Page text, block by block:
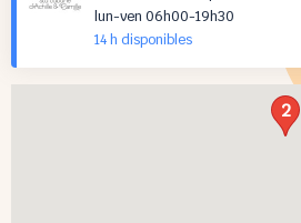
lun-ven 06h00-19h30
14 h disponibles
2